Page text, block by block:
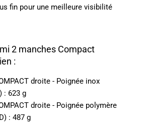
fin pour une meilleure visibilité
2 manches Compact
:
droite - Poignée inox
: 623 g
droite - Poignée polymère
: 487 g